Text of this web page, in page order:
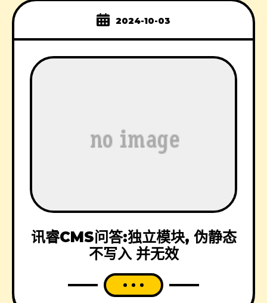
2024-10-03
讯睿CMS问答:独立模块, 伪静态
不写入 并无效